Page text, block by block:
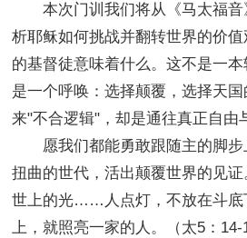
本次门训我们将从《马太福音
析耶稣如何挑战并翻转世界的价
的基督徒意味着什么。这不是一
是一个呼唤：选择颠覆，选择天
来"不合逻辑"，却是通往真正自由
愿我们都能勇敢跟随主的脚步
扭曲的世代，活出颠覆世界的见
世上的光……人点灯，不放在斗底
上，就照亮一家的人。（太5：14-